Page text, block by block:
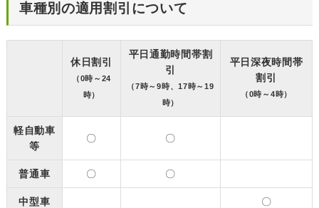
車種別の適用割引について
休日割引
（0時～24
時）
平日通勤時間帯割
引
（7時～9時、17時～19
時）
平日深夜時間帯
割引
（0時～4時）
軽自動車
等
〇 〇
普通車 〇 〇
中型車 〇